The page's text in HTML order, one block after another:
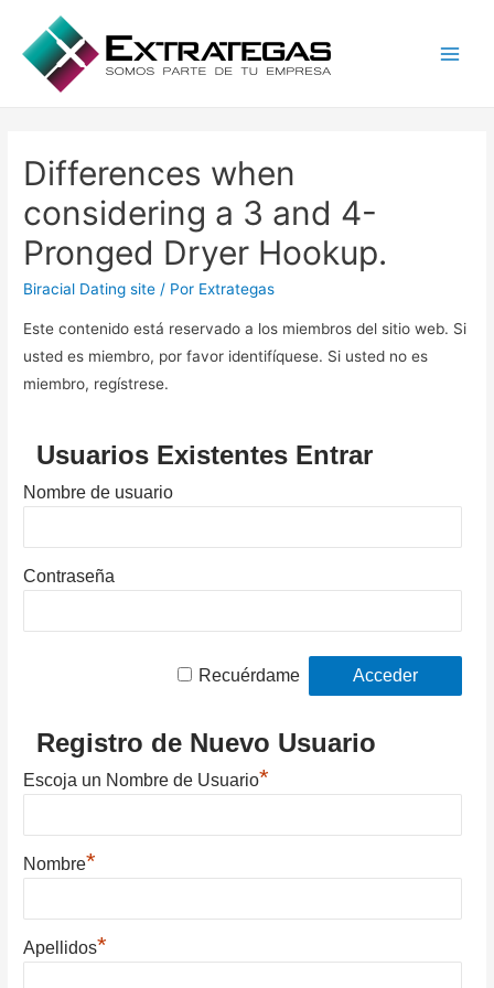
Differences when
considering a 3 and 4-
Pronged Dryer Hookup.
Biracial Dating site / Por Extrategas
Este contenido está reservado a los miembros del sitio web. Si
usted es miembro, por favor identifíquese. Si usted no es
miembro, regístrese.
Usuarios Existentes Entrar
Nombre de usuario
Contraseña
Recuérdame
Registro de Nuevo Usuario
Escoja un Nombre de Usuario*
Nombre*
Apellidos*